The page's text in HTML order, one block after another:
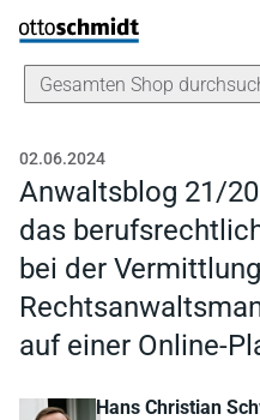
Direkt zum Inhalt
02.06.2024
Anwaltsblog 21/
das
bei der
auf einer Online-
Hans Christian